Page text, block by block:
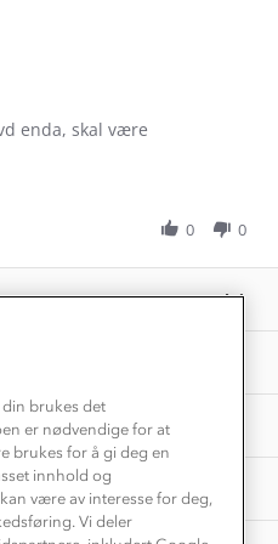
enda, skal være
0 0
brukes det
er nødvendige for at
brukes for å gi deg en
innhold og
være av interesse for deg,
Vi deler